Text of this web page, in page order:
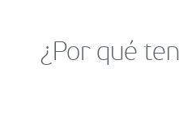
¿Por qué